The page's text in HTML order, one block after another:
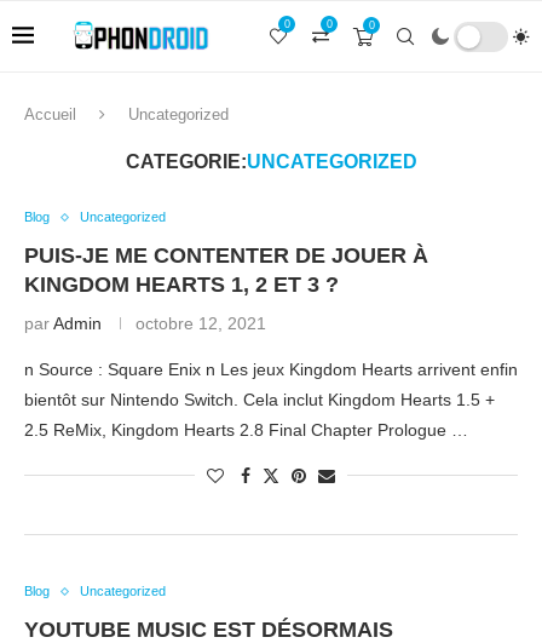
0
0
0
Accueil Uncategorized
CATEGORIE:UNCATEGORIZED
Blog Uncategorized
PUIS-JE ME CONTENTER DE JOUER À
KINGDOM HEARTS 1, 2 ET 3 ?
parAdmin octobre 12, 2021
n Source : Square Enix n Les jeux Kingdom Hearts arrivent enfin
bientôt sur Nintendo Switch. Cela inclut Kingdom Hearts 1.5 +
2.5 ReMix, Kingdom Hearts 2.8 Final Chapter Prologue …
Blog Uncategorized
YOUTUBE MUSIC EST DÉSORMAIS